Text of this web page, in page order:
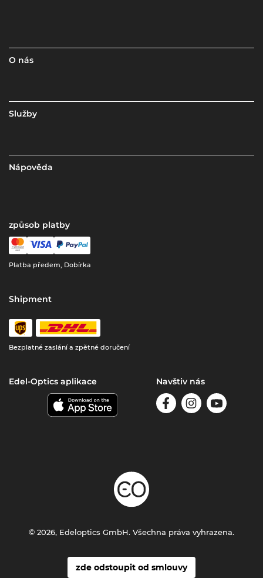
O nás
Služby
Nápověda
způsob platby
Platba předem, Dobírka
Shipment
Bezplatné zaslání a zpětné doručení
Edel-Optics aplikace Navštiv nás
zde odstoupit od smlouvy
© 2026, Edeloptics GmbH. Všechna práva vyhrazena.